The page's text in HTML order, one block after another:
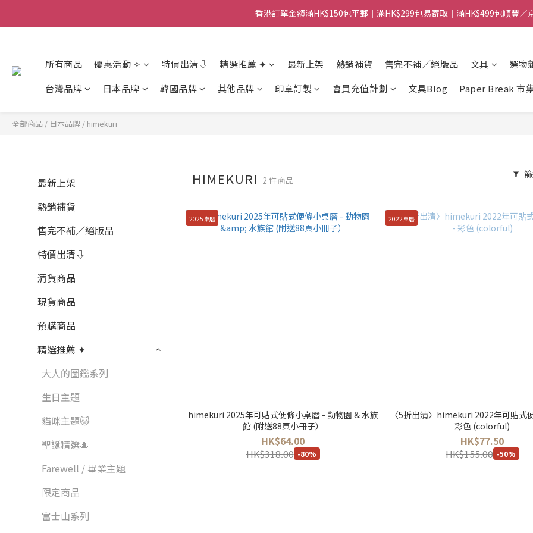
香港訂單金額滿HK$150包平郵｜滿HK$299包易寄取｜滿HK$499包順豐／
香港訂單金額滿HK$150包平郵｜滿HK$299包易寄取｜滿HK$499包順豐／
香港訂單金額滿HK$150包平郵｜滿HK$299包易寄取｜滿HK$499包順豐／
所有商品 優惠活動 ✧ 特價出清⇩ 精選推薦 ✦ 最新上架 熱銷補貨 售完不補／絕版品 文具 選物
台灣品牌
日本品牌 韓國品牌 其他品牌 印章訂製 會員充值計劃 文具Blog Paper Break 市
全部商品 / 日本品牌 / himekuri
最新上架
熱銷補貨
售完不補／絕版品
特價出清⇩
清貨商品
現貨商品
預購商品
精選推薦 ✦
大人的圖鑑系列
生日主題
貓咪主題🐱
聖誕精選🎄
Farewell / 畢業主題
限定商品
富士山系列
HIMEKURI 2 件商品
2025桌曆
himekuri 2025年可貼式便條小桌曆 - 動物園 & 水族
館 (附送88頁小冊子）
HK$64.00
HK$318.00 -80%
2022桌曆
〈5折出清〉himekuri 2022年可貼式
彩色 (colorful)
HK$77.50
HK$155.00 -50%